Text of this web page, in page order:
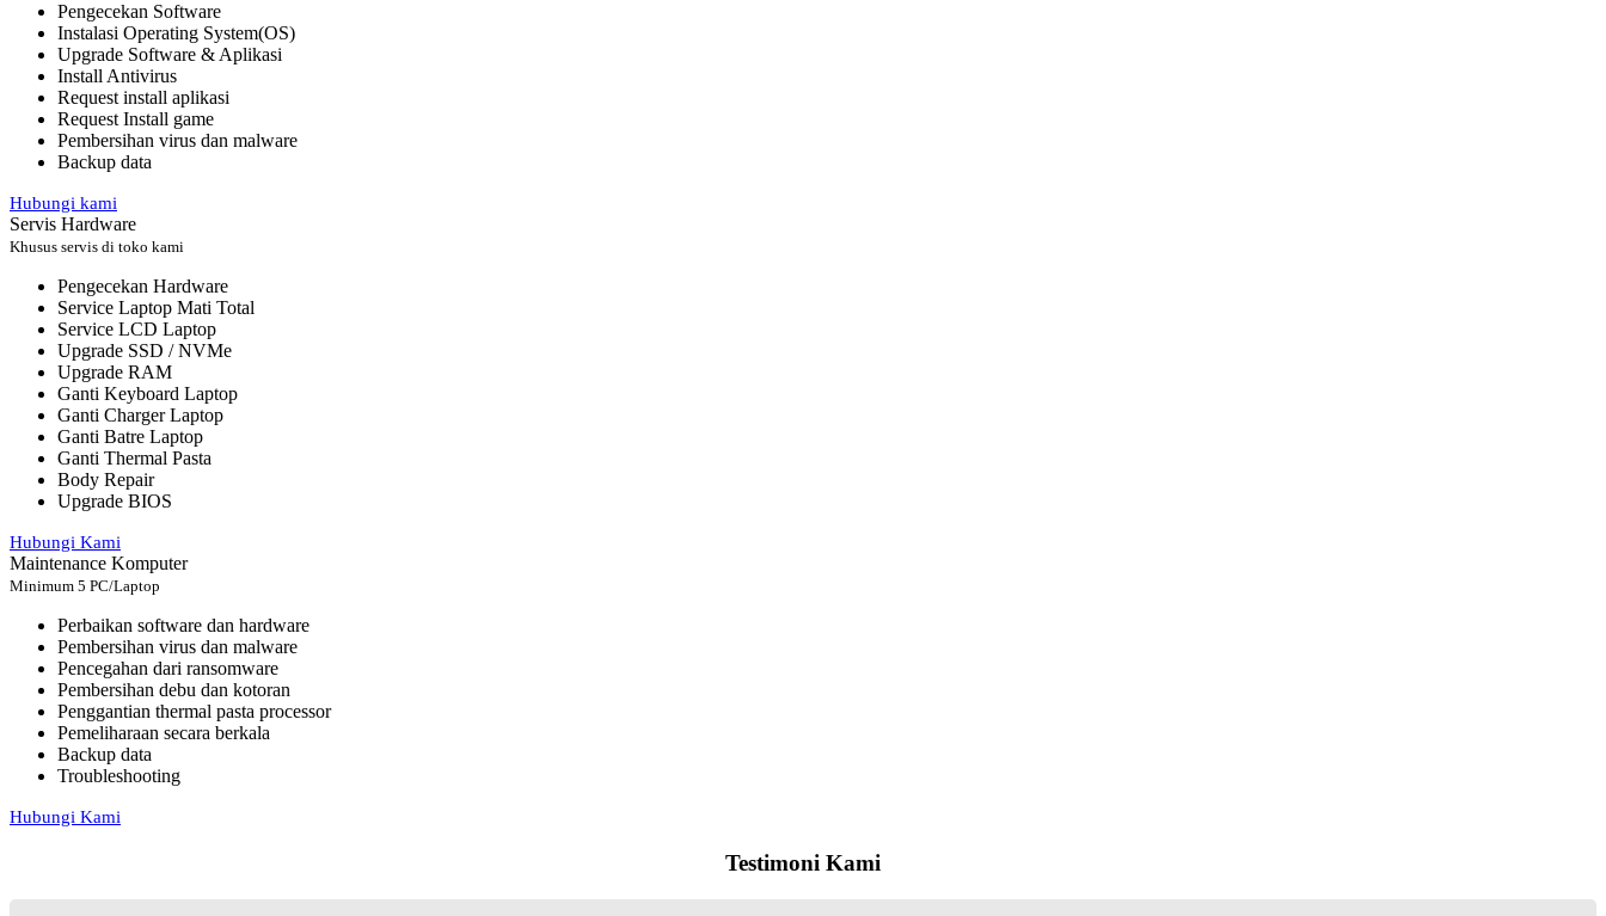
Pengecekan Software
Instalasi Operating System(OS)
Upgrade Software & Aplikasi
Install Antivirus
Request install aplikasi
Request Install game
Pembersihan virus dan malware
Backup data
Hubungi kami
Servis Hardware
Khusus servis di toko kami
Pengecekan Hardware
Service Laptop Mati Total
Service LCD Laptop
Upgrade SSD / NVMe
Upgrade RAM
Ganti Keyboard Laptop
Ganti Charger Laptop
Ganti Batre Laptop
Ganti Thermal Pasta
Body Repair
Upgrade BIOS
Hubungi Kami
Maintenance Komputer
Minimum 5 PC/Laptop
Perbaikan software dan hardware
Pembersihan virus dan malware
Pencegahan dari ransomware
Pembersihan debu dan kotoran
Penggantian thermal pasta processor
Pemeliharaan secara berkala
Backup data
Troubleshooting
Hubungi Kami
Testimoni Kami